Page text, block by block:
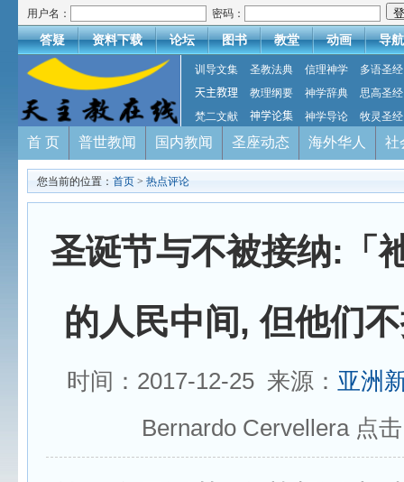
用户名： 密码：
答疑 资料下载 论坛 图书 教堂 动画 导航
训导文集 圣教法典 信理神学
多语圣经
天主教理
教理纲要 神学辞典
思高圣经
梵二文献
神学论集 神学导论 牧灵圣经
首 页 普世教闻 国内教闻 圣座动态 海外华人 社
您当前的位置： 首页 > 热点评论
圣诞节与不被接纳:「
的人民中间, 但他们
时间：2017-12-25 来源： 亚洲
Bernardo Cervellera 点